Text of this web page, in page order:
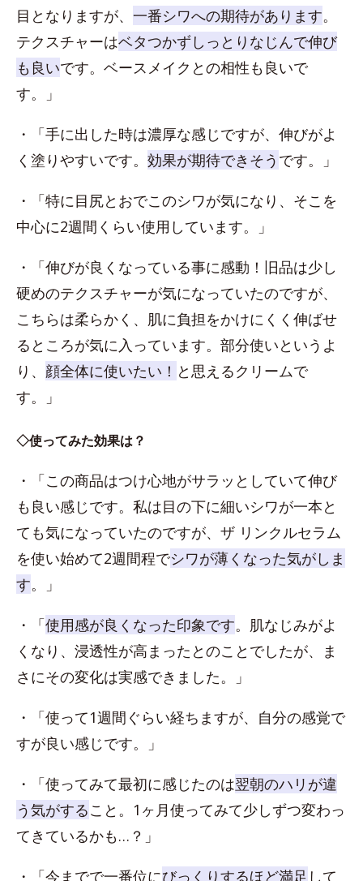
目となりますが、 一番シワへの期待があります。
テクスチャーはベタつかずしっとりなじんで伸び
も良いです。ベースメイクとの相性も良いで
す。」
・「手に出した時は濃厚な感じですが、伸びがよ
く塗りやすいです。 効果が期待できそう です。」
・「特に目尻とおでこのシワが気になり、そこを
中心に2週間くらい使用しています。」
・「伸びが良くなっている事に感動！旧品は少し
硬めのテクスチャーが気になっていたのですが、
こちらは柔らかく、肌に負担をかけにくく伸ばせ
るところが気に入っています。部分使いというよ
り、 顔全体に使いたい！ と思えるクリームで
す。」
◇使ってみた効果は？
・「この商品はつけ心地がサラッとしていて伸び
も良い感じです。私は目の下に細いシワが一本と
ても気になっていたのですが、ザ リンクルセラム
を使い始めて2週間程でシワが薄くなった気がしま
す。」
・「使用感が良くなった印象です。肌なじみがよ
くなり、浸透性が高まったとのことでしたが、ま
さにその変化は実感できました。」
・「使って1週間ぐらい経ちますが、自分の感覚で
すが良い感じです。」
・「使ってみて最初に感じたのは翌朝のハリが違
う気がすること。1ヶ月使ってみて少しずつ変わっ
てきているかも…？」
・「今までで一番位にびっくりするほど満足 して